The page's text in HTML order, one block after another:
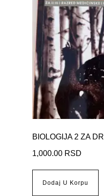
BIOLOGIJA 2 ZA
1,000.00 RSD
Dodaj U Korpu